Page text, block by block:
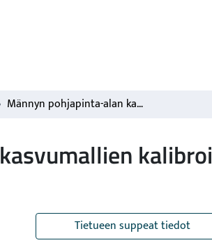
Männyn pohjapinta-alan kasvumallien kalibrointi Pohjois-Pohjanmaan metsäkeskuksen alueelle
Tietueen suppeat tiedot